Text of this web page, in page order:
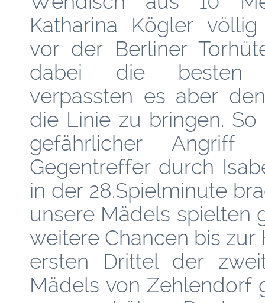
Katharina Kögler
vor der Berliner
dabei die besten
verpassten es aber
die Linie zu bringen.
gefährlicher
Gegentreffer durch
in der 28.Spielminute
unsere Mädels spielten
weitere Chancen bis zur
ersten Drittel der
Mädels von Zehlendorf